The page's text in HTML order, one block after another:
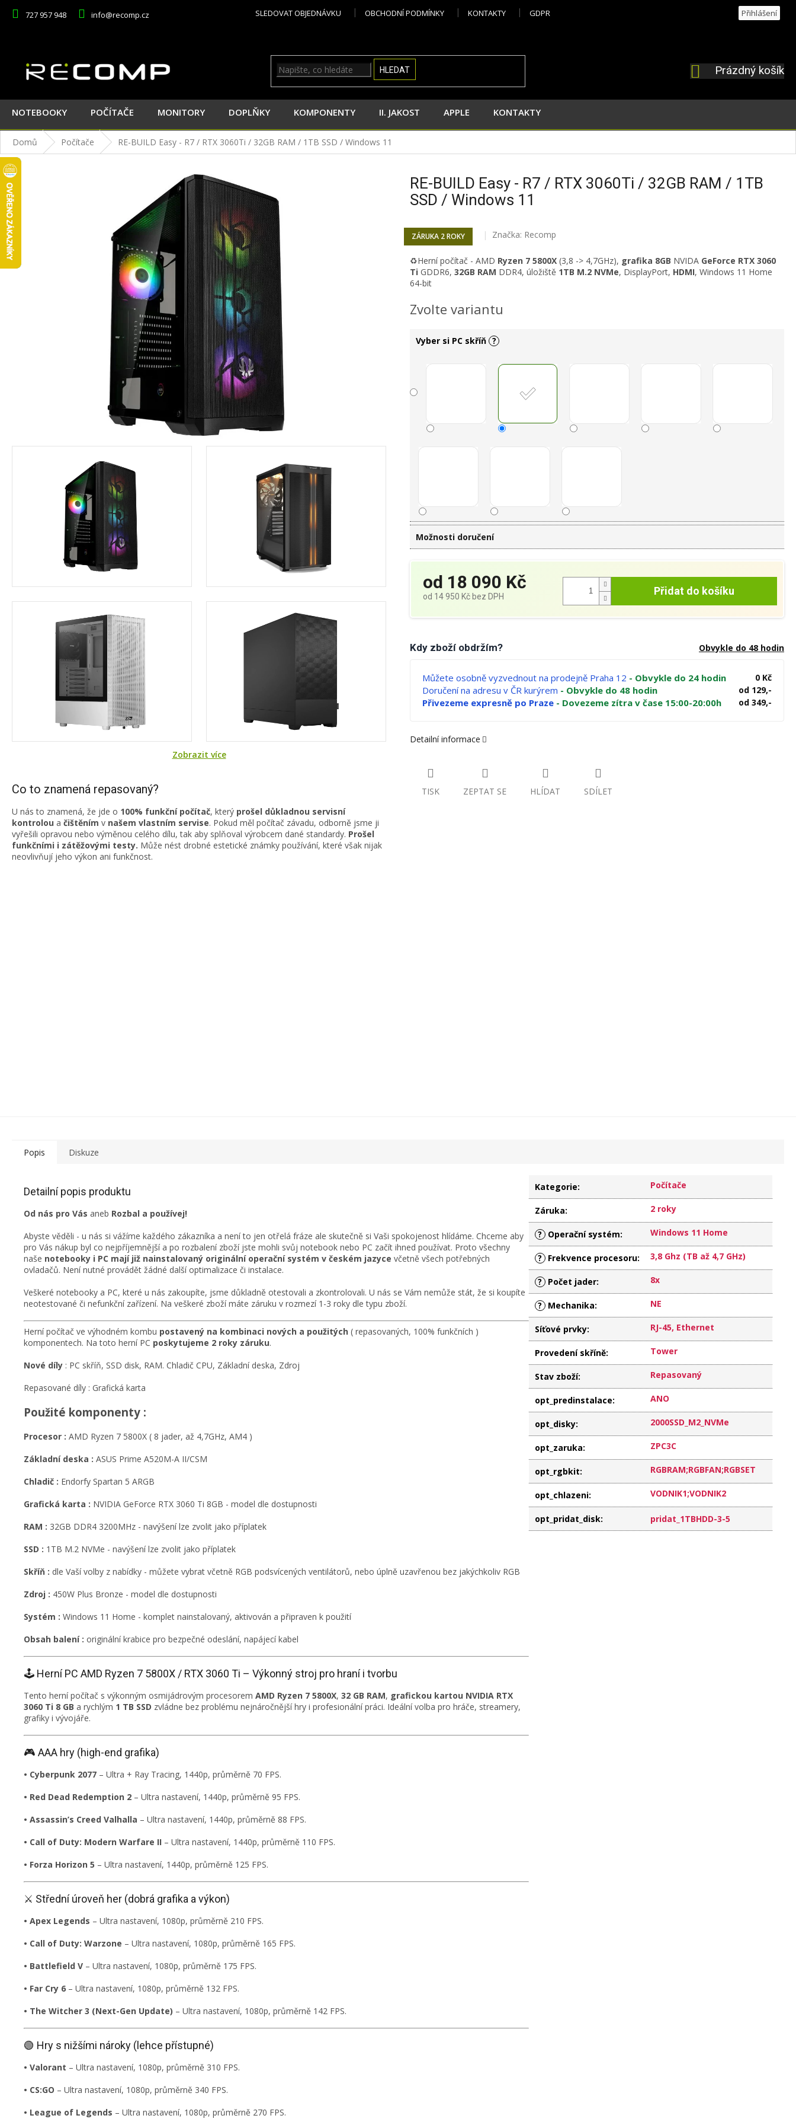
727 957 948 info@recomp.cz SLEDOVAT OBJEDNÁVKU OBCHODNÍ PODMÍNKY KONTAKTY GDPR Přihlášení
HLEDAT
NÁKUPNÍ
Prázdný košík
NOTEBOOKY POČÍTAČE MONITORY DOPLŇKY KOMPONENTY II. JAKOST APPLE KONTAKTY
Domů Počítače RE-BUILD Easy - R7 / RTX 3060Ti / 32GB RAM / 1TB SSD / Windows 11
Zobrazit více
Co to znamená repasovaný?
U nás to znamená, že jde o 100% funkční počítač, který prošel důkladnou servisní
kontrolou a čištěním v našem vlastním servise. Pokud měl počítač závadu, odborně jsme ji
vyřešili opravou nebo výměnou celého dílu, tak aby splňoval výrobcem dané standardy. Prošel
funkčními i zátěžovými testy. Může nést drobné estetické známky používání, které však nijak
neovlivňují jeho výkon ani funkčnost.
RE-BUILD Easy - R7 / RTX 3060Ti / 32GB RAM / 1TB
SSD / Windows 11
ZÁRUKA 2 ROKY Značka: Recomp
♻️Herní počítač - AMD Ryzen 7 5800X (3,8 -> 4,7GHz), grafika 8GB NVIDA GeForce RTX 3060
Ti GDDR6, 32GB RAM DDR4, úložiště 1TB M.2 NVMe, DisplayPort, HDMI, Windows 11 Home
64-bit
Zvolte variantu
Vyber si PC skříň ?
Možnosti doručení
od 18 090 Kč
od 14 950 Kč bez DPH
Přidat do košíku
Kdy zboží obdržím? Obvykle do 48 hodin
Můžete osobně vyzvednout na prodejně Praha 12 - Obvykle do 24 hodin 0 Kč
Doručení na adresu v ČR kurýrem - Obvykle do 48 hodin od 129,-
Přivezeme expresně po Praze - Dovezeme zítra v čase 15:00-20:00h od 349,-
Detailní informace
TISK ZEPTAT SE HLÍDAT SDÍLET
Popis Diskuze
Detailní popis produktu
Od nás pro Vás aneb Rozbal a používej!
Abyste věděli - u nás si vážíme každého zákazníka a není to jen otřelá fráze ale skutečně si Vaši spokojenost hlídáme. Chceme aby
pro Vás nákup byl co nejpříjemnější a po rozbalení zboží jste mohli svůj notebook nebo PC začít ihned používat. Proto všechny
naše notebooky i PC mají již nainstalovaný originální operační systém v českém jazyce včetně všech potřebných
ovladačů. Není nutné provádět žádné další optimalizace či instalace.
Veškeré notebooky a PC, které u nás zakoupíte, jsme důkladně otestovali a zkontrolovali. U nás se Vám nemůže stát, že si koupíte
neotestované či nefunkční zařízení. Na veškeré zboží máte záruku v rozmezí 1-3 roky dle typu zboží.
Herní počítač ve výhodném kombu postavený na kombinaci nových a použitých ( repasovaných, 100% funkčních )
komponentech. Na toto herní PC poskytujeme 2 roky záruku.
Nové díly : PC skříň, SSD disk, RAM. Chladič CPU, Základní deska, Zdroj
Repasované díly : Grafická karta
Použité komponenty :
Procesor : AMD Ryzen 7 5800X ( 8 jader, až 4,7GHz, AM4 )
Základní deska : ASUS Prime A520M-A II/CSM
Chladič : Endorfy Spartan 5 ARGB
Grafická karta : NVIDIA GeForce RTX 3060 Ti 8GB - model dle dostupnosti
RAM : 32GB DDR4 3200MHz - navýšení lze zvolit jako příplatek
SSD : 1TB M.2 NVMe - navýšení lze zvolit jako příplatek
Skříň : dle Vaší volby z nabídky - můžete vybrat včetně RGB podsvícených ventilátorů, nebo úplně uzavřenou bez jakýchkoliv RGB
Zdroj : 450W Plus Bronze - model dle dostupnosti
Systém : Windows 11 Home - komplet nainstalovaný, aktivován a připraven k použití
Obsah balení : originální krabice pro bezpečné odeslání, napájecí kabel
🕹️ Herní PC AMD Ryzen 7 5800X / RTX 3060 Ti – Výkonný stroj pro hraní i tvorbu
Tento herní počítač s výkonným osmijádrovým procesorem AMD Ryzen 7 5800X, 32 GB RAM, grafickou kartou NVIDIA RTX
3060 Ti 8 GB a rychlým 1 TB SSD zvládne bez problému nejnáročnější hry i profesionální práci. Ideální volba pro hráče, streamery,
grafiky i vývojáře.
🎮 AAA hry (high-end grafika)
• Cyberpunk 2077 – Ultra + Ray Tracing, 1440p, průměrně 70 FPS.
• Red Dead Redemption 2 – Ultra nastavení, 1440p, průměrně 95 FPS.
• Assassin’s Creed Valhalla – Ultra nastavení, 1440p, průměrně 88 FPS.
• Call of Duty: Modern Warfare II – Ultra nastavení, 1440p, průměrně 110 FPS.
• Forza Horizon 5 – Ultra nastavení, 1440p, průměrně 125 FPS.
⚔️ Střední úroveň her (dobrá grafika a výkon)
• Apex Legends – Ultra nastavení, 1080p, průměrně 210 FPS.
• Call of Duty: Warzone – Ultra nastavení, 1080p, průměrně 165 FPS.
• Battlefield V – Ultra nastavení, 1080p, průměrně 175 FPS.
• Far Cry 6 – Ultra nastavení, 1080p, průměrně 132 FPS.
• The Witcher 3 (Next-Gen Update) – Ultra nastavení, 1080p, průměrně 142 FPS.
🟢 Hry s nižšími nároky (lehce přístupné)
• Valorant – Ultra nastavení, 1080p, průměrně 310 FPS.
• CS:GO – Ultra nastavení, 1080p, průměrně 340 FPS.
• League of Legends – Ultra nastavení, 1080p, průměrně 270 FPS.
Kategorie: Počítače
Záruka: 2 roky
? Operační systém: Windows 11 Home
? Frekvence procesoru: 3,8 Ghz (TB až 4,7 GHz)
? Počet jader: 8x
? Mechanika: NE
Síťové prvky: RJ-45, Ethernet
Provedení skříně: Tower
Stav zboží: Repasovaný
opt_predinstalace: ANO
opt_disky: 2000SSD_M2_NVMe
opt_zaruka: ZPC3C
opt_rgbkit: RGBRAM;RGBFAN;RGBSET
opt_chlazeni: VODNIK1;VODNIK2
opt_pridat_disk: pridat_1TBHDD-3-5